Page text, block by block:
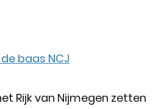
baas NCJ
Rijk van Nijmegen zetten